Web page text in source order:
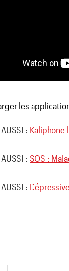
: Kaliphone
: SOS :
: